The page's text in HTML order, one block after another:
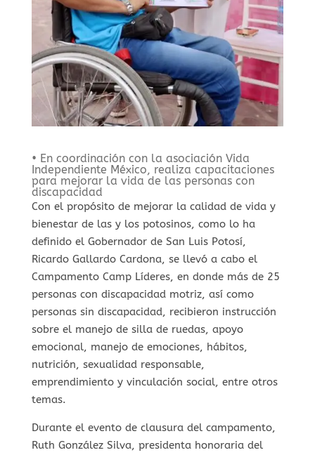
• En coordinación con la asociación Vida
Independiente México, realiza capacitaciones
para mejorar la vida de las personas con
discapacidad
Con el propósito de mejorar la calidad de vida y
bienestar de las y los potosinos, como lo ha
definido el Gobernador de San Luis Potosí,
Ricardo Gallardo Cardona, se llevó a cabo el
Campamento Camp Líderes, en donde más de 25
personas con discapacidad motriz, así como
personas sin discapacidad, recibieron instrucción
sobre el manejo de silla de ruedas, apoyo
emocional, manejo de emociones, hábitos,
nutrición, sexualidad responsable,
emprendimiento y vinculación social, entre otros
temas.
Durante el evento de clausura del campamento,
Ruth González Silva, presidenta honoraria del